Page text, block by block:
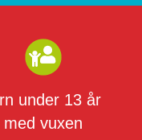
under 13 år
med vuxen